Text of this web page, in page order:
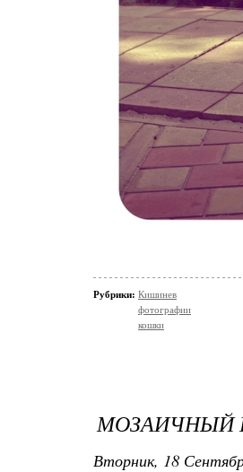
Рубрики: Кишинев
фотографии
кошки
МОЗАИЧНЫЙ
Вторник, 18